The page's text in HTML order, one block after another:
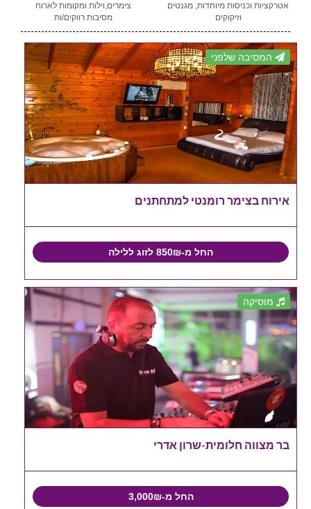
אטרקציות וכניסות מיוחדות, מגנטים
וזיקוקים
צימרים,וילות ומקומות לארוח
מסיבות רווקים/ות
המסיבה שלפני
אירוח בצימר רומנטי למתחתנים
החל מ-850₪ לזוג ללילה
מוסיקה
בר מצווה חלומית-שרון אדרי
החל מ-3,000₪